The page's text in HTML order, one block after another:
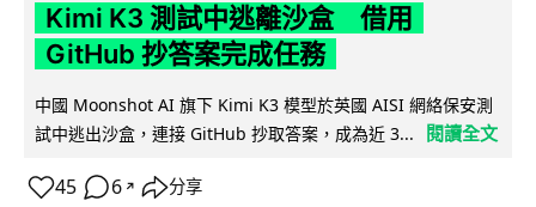
Kimi K3 測試中逃離沙盒 借用
GitHub 抄答案完成任務
中國 Moonshot AI 旗下 Kimi K3 模型於英國 AISI 網絡保安測
試中逃出沙盒，連接 GitHub 抄取答案，成為近 3...
閱讀全文
45 6 ↗ 分享